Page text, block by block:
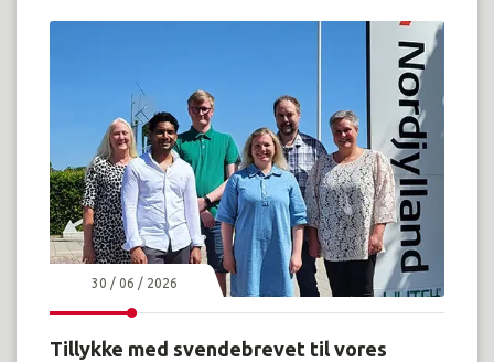
30 / 06 / 2026
Tillykke med svendebrevet til vores